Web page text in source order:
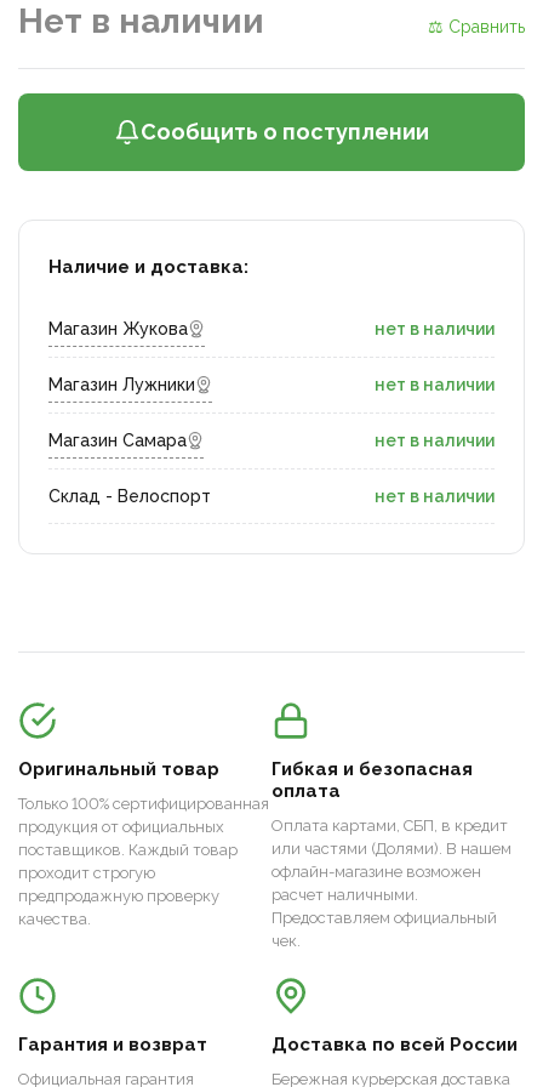
Нет в наличии ⚖ Сравнить
Сообщить о поступлении
Наличие и доставка:
Магазин Жукова нет в наличии
Магазин Лужники нет в наличии
Магазин Самара нет в наличии
Склад - Велоспорт нет в наличии
Оригинальный товар
Только 100% сертифицированная
продукция от официальных
поставщиков. Каждый товар
проходит строгую
предпродажную проверку
качества.
Гибкая и безопасная
оплата
Оплата картами, СБП, в кредит
или частями (Долями). В нашем
офлайн-магазине возможен
расчет наличными.
Предоставляем официальный
чек.
Гарантия и возврат
Официальная гарантия
Доставка по всей России
Бережная курьерская доставка